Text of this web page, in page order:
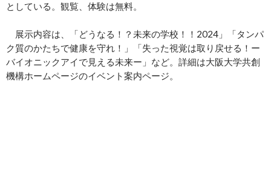
としている。観覧、体験は無料。
展示内容は、「どうなる！？未来の学校！！2024」「タンパ
ク質のかたちで健康を守れ！」「失った視覚は取り戻せる！ー
バイオニックアイで見える未来ー」など。詳細は大阪大学共創
機構ホームページのイベント案内ページ。